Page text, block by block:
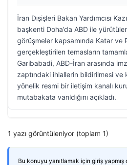
İran Dışişleri Bakan Yardımcısı
başkenti Doha’da ABD ile
görüşmeler kapsamında Katar ve
gerçekleştirilen temasların
Garibabadi, ABD-İran arasında
zaptındaki ihlallerin bildirilmesi ve
yönelik resmi bir iletişim kanalı
mutabakata varıldığını açıkladı.
1 yazı görüntüleniyor (toplam 1)
Bu konuyu yanıtlamak için giriş yapmış